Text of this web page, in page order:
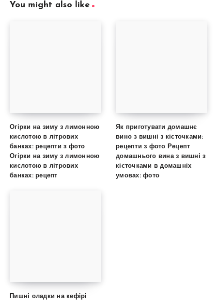
You might also like
Огірки на зиму з лимонною
кислотою в літрових
банках: рецепти з фото
Огірки на зиму з лимонною
кислотою в літрових
банках: рецепт
Як приготувати домашнє
вино з вишні з кісточками:
рецепти з фото Рецепт
домашнього вина з вишні з
кісточками в домашніх
умовах: фото
Пишні оладки на кефірі